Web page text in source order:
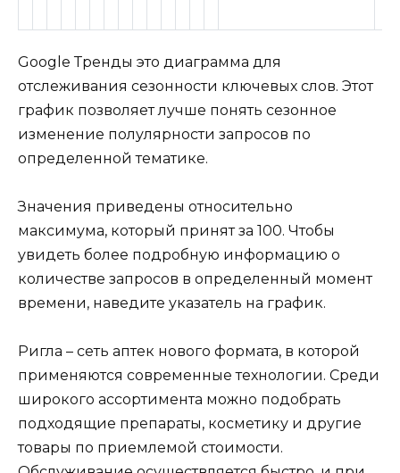
Google Тренды это диаграмма для
отслеживания сезонности ключевых слов. Этот
график позволяет лучше понять сезонное
изменение полулярности запросов по
определенной тематике.
Значения приведены относительно
максимума, который принят за 100. Чтобы
увидеть более подробную информацию о
количестве запросов в определенный момент
времени, наведите указатель на график.
Ригла – сеть аптек нового формата, в которой
применяются современные технологии. Среди
широкого ассортимента можно подобрать
подходящие препараты, косметику и другие
товары по приемлемой стоимости.